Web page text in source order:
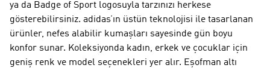
ya da Badge of Sport logosuyla tarzınızı herkese
gösterebilirsiniz. adidas’ın üstün teknolojisi ile tasarlanan
ürünler, nefes alabilir kumaşları sayesinde gün boyu
konfor sunar. Koleksiyonda kadın, erkek ve çocuklar için
geniş renk ve model seçenekleri yer alır. Eşofman altı